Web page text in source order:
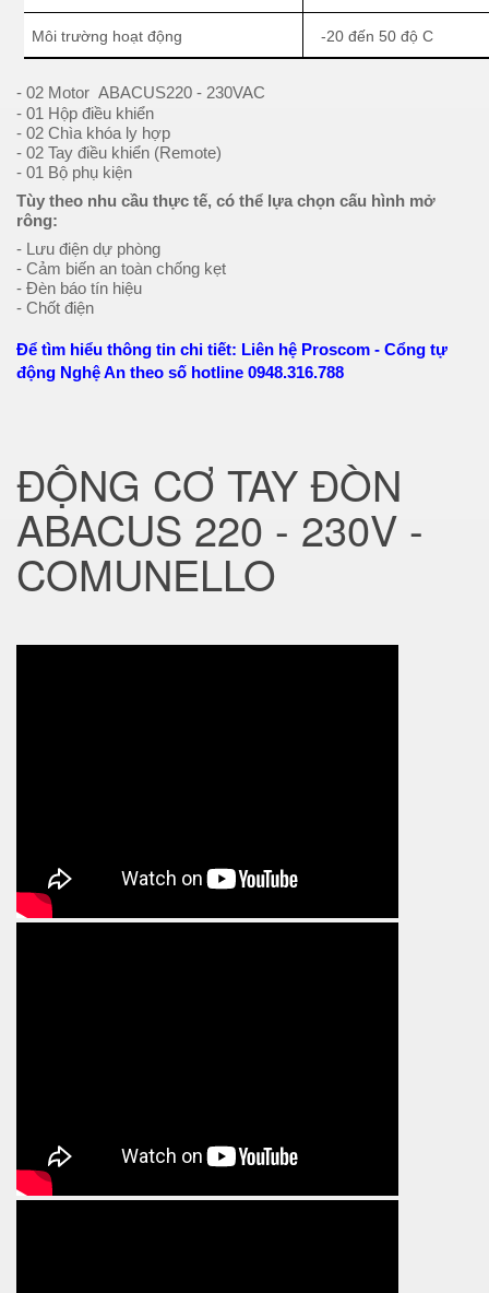
Môi trường hoạt động -20 đến 50 độ C
- 02 Motor ABACUS220 - 230VAC
- 01 Hộp điều khiển
- 02 Chìa khóa ly hợp
- 02 Tay điều khiển (Remote)
- 01 Bộ phụ kiện
Tùy theo nhu cầu thực tế, có thể lựa chọn cấu hình mở
rông:
- Lưu điện dự phòng
- Cảm biến an toàn chống kẹt
- Đèn báo tín hiệu
- Chốt điện
Để tìm hiểu thông tin chi tiết: Liên hệ Proscom - Cổng tự
động Nghệ An theo số hotline 0948.316.788
ĐỘNG CƠ TAY ĐÒN
ABACUS 220 - 230V -
COMUNELLO